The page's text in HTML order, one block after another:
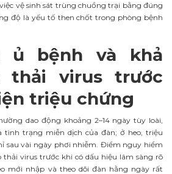
vệ sinh sát trùng chuồng trại bằng đúng
độ là yếu tố then chốt trong phòng bệnh
ủ bệnh và khả
thải virus trước
triệu chứng
dao động khoảng 2–14 ngày tùy loài,
tình trạng miễn dịch của đàn; ở heo, triệu
sau vài ngày phơi nhiễm. Điểm nguy hiểm
thải virus trước khi có dấu hiệu lâm sàng rõ
mới nhập và theo dõi đàn hằng ngày rất